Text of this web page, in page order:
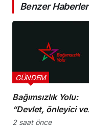
Benzer Haberler
Bağımsızlık Yolu:
“Devlet, önleyici ve
koruyucu
GÜNDEM
2 saat önce